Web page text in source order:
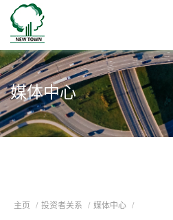
媒体中心
主页 / 投资者关系 / 媒体中心 /